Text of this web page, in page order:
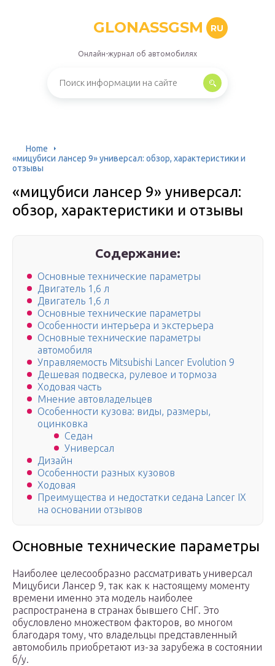
GLONASSGSM RU
Онлайн-журнал об автомобилях
Home
«мицубиси лансер 9» универсал: обзор, характеристики и
отзывы
«мицубиси лансер 9» универсал:
обзор, характеристики и отзывы
Содержание:
Основные технические параметры
Двигатель 1,6 л
Двигатель 1,6 л
Основные технические параметры
Особенности интерьера и экстерьера
Основные технические параметры
автомобиля
Управляемость Mitsubishi Lancer Evolution 9
Дешевая подвеска, рулевое и тормоза
Ходовая часть
Мнение автовладельцев
Особенности кузова: виды, размеры,
оцинковка
Седан
Универсал
Дизайн
Особенности разных кузовов
Ходовая
Преимущества и недостатки седана Lancer IX
на основании отзывов
Основные технические параметры
Наиболее целесообразно рассматривать универсал
Мицубиси Лансер 9, так как к настоящему моменту
времени именно эта модель наиболее
распространена в странах бывшего СНГ. Это
обусловлено множеством факторов, во многом
благодаря тому, что владельцы представленный
автомобиль приобретают из-за зарубежа в состоянии
б/у.